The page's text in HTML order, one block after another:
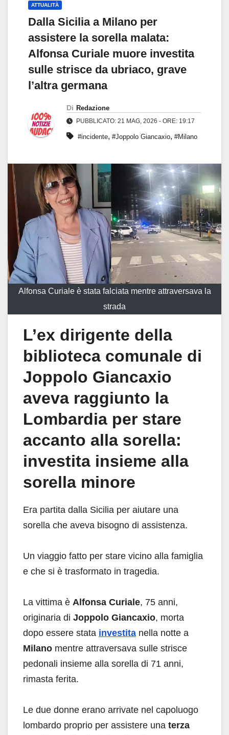
ATTUALITÀ
Dalla Sicilia a Milano per
assistere la sorella malata:
Alfonsa Curiale muore investita
sulle strisce da ubriaco, grave
l’altra germana
Di Redazione
PUBBLICATO: 21 MAG, 2026 - ORE: 19:17
#incidente, #Joppolo Giancaxio, #Milano
Alfonsa Curiale è stata falciata mentre attraversava la
strada
L’ex dirigente della
biblioteca comunale di
Joppolo Giancaxio
aveva raggiunto la
Lombardia per stare
accanto alla sorella:
investita insieme alla
sorella minore
Era partita dalla Sicilia per aiutare una
sorella che aveva bisogno di assistenza.
Un viaggio fatto per stare vicino alla famiglia
e che si è trasformato in tragedia.
La vittima è Alfonsa Curiale, 75 anni,
originaria di Joppolo Giancaxio, morta
dopo essere stata investita nella notte a
Milano mentre attraversava sulle strisce
pedonali insieme alla sorella di 71 anni,
rimasta ferita.
Le due donne erano arrivate nel capoluogo
lombardo proprio per assistere una terza